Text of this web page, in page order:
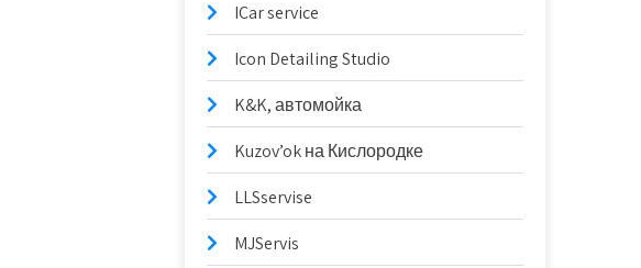
ICar service
Icon Detailing Studio
K&K, автомойка
Kuzov’ok на Кислородке
LLSservise
MJServis